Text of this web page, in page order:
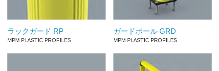
ラックガード RP
MPM PLASTIC PROFILES
ガードポール GRD
MPM PLASTIC PROFILES